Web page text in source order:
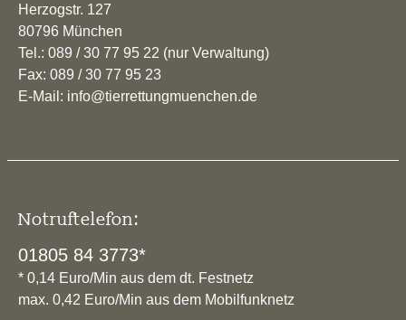
Herzogstr. 127
80796 München
Tel.: 089 / 30 77 95 22 (nur Verwaltung)
Fax: 089 / 30 77 95 23
E-Mail: info@tierrettungmuenchen.de
Notruftelefon:
01805 84 3773*
* 0,14 Euro/Min aus dem dt. Festnetz
max. 0,42 Euro/Min aus dem Mobilfunknetz